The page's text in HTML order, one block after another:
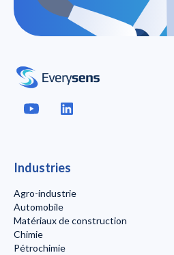
Industries
Agro-industrie
Automobile
Matériaux de construction
Chimie
Pétrochimie